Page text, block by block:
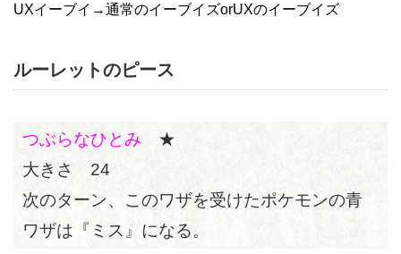
UXイーブイ→通常のイーブイズorUXのイーブイズ
ルーレットのピース
つぶらなひとみ ★
大きさ 24
次のターン、このワザを受けたポケモンの青
ワザは『ミス』になる。